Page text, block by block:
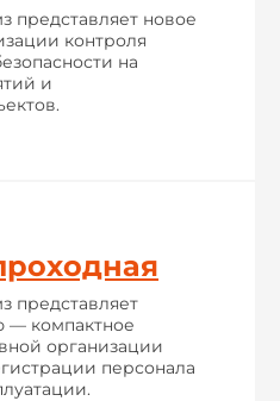
представляет новое
контроля
на
и
представляет
— компактное
организации
персонала